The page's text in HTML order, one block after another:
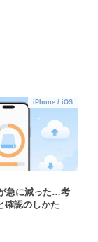
iPhone / iOS
急に減った…考
確認のしかた